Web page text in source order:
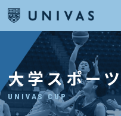
大学スポー
UNIVAS CUP